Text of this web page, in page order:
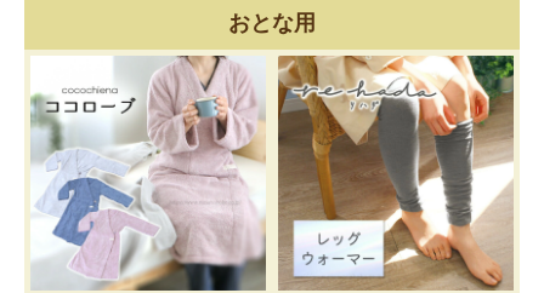
おとな用